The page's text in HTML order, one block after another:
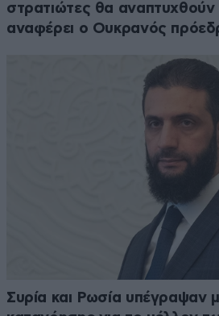
στρατιώτες θα
αναφέρει ο Ουκρανός
Συρία και Ρωσία υπέγραψαν